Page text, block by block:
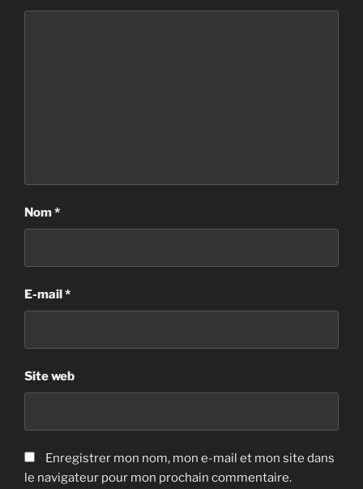
Nom*
E-mail*
Site web
Enregistrer mon nom, mon e-mail et mon site dans
le navigateur pour mon prochain commentaire.